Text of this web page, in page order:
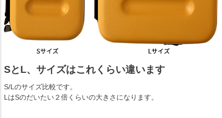
SとL、サイズはこれくらい違います
S/Lのサイズ比較です。
LはSのだいたい２倍くらいの大きさになります。